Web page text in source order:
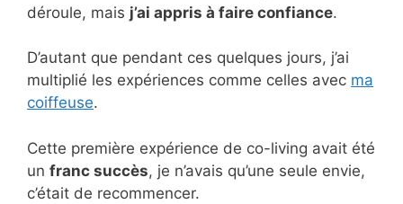
déroule, mais j’ai appris à faire confiance.
D’autant que pendant ces quelques jours, j’ai
multiplié les expériences comme celles avec ma
coiffeuse.
Cette première expérience de co-living avait été
un franc succès, je n’avais qu’une seule envie,
c’était de recommencer.